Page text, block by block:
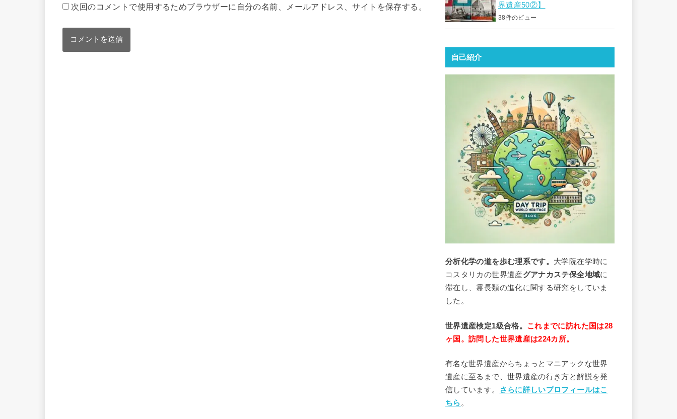
次回のコメントで使用するためブラウザーに自分の名前、メールアドレス、サイトを保存する。
界遺産50②】
38件のビュー
自己紹介
分析化学の道を歩む理系です。 大学院在学時に
コスタリカの世界遺産グアナカステ保全地域に
滞在し、霊長類の進化に関する研究をしていま
した。
世界遺産検定1級合格。 これまでに訪れた国は28
ヶ国。訪問した世界遺産は224カ所。
有名な世界遺産からちょっとマニアックな世界
遺産に至るまで、世界遺産の行き方と解説を発
信しています。
さらに詳しいプロフィールはこ
ちら 。